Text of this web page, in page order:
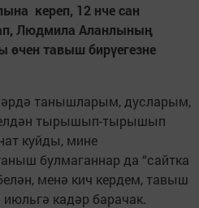
кереп, 12 нче сан
Людмила Аланлының
тавыш бирүегезне
танышларым, дусларым,
тырышып-тырышып
куйды, мине
булмаганнар да “сайтка
менә кич кердем, тавыш
кадәр барачак.